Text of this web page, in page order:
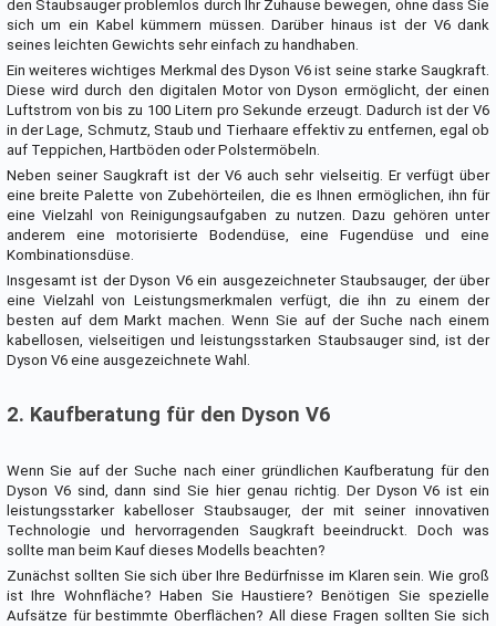
den Staubsauger problemlos durch Ihr Zuhause bewegen, ohne dass Sie
sich um ein Kabel kümmern müssen. Darüber hinaus ist der V6 dank
seines leichten Gewichts sehr einfach zu handhaben.
Ein weiteres wichtiges Merkmal des Dyson V6 ist seine starke Saugkraft.
Diese wird durch den digitalen Motor von Dyson ermöglicht, der einen
Luftstrom von bis zu 100 Litern pro Sekunde erzeugt. Dadurch ist der V6
in der Lage, Schmutz, Staub und Tierhaare effektiv zu entfernen, egal ob
auf Teppichen, Hartböden oder Polstermöbeln.
Neben seiner Saugkraft ist der V6 auch sehr vielseitig. Er verfügt über
eine breite Palette von Zubehörteilen, die es Ihnen ermöglichen, ihn für
eine Vielzahl von Reinigungsaufgaben zu nutzen. Dazu gehören unter
anderem eine motorisierte Bodendüse, eine Fugendüse und eine
Kombinationsdüse.
Insgesamt ist der Dyson V6 ein ausgezeichneter Staubsauger, der über
eine Vielzahl von Leistungsmerkmalen verfügt, die ihn zu einem der
besten auf dem Markt machen. Wenn Sie auf der Suche nach einem
kabellosen, vielseitigen und leistungsstarken Staubsauger sind, ist der
Dyson V6 eine ausgezeichnete Wahl.
2. Kaufberatung für den Dyson V6
Wenn Sie auf der Suche nach einer gründlichen Kaufberatung für den
Dyson V6 sind, dann sind Sie hier genau richtig. Der Dyson V6 ist ein
leistungsstarker kabelloser Staubsauger, der mit seiner innovativen
Technologie und hervorragenden Saugkraft beeindruckt. Doch was
sollte man beim Kauf dieses Modells beachten?
Zunächst sollten Sie sich über Ihre Bedürfnisse im Klaren sein. Wie groß
ist Ihre Wohnfläche? Haben Sie Haustiere? Benötigen Sie spezielle
Aufsätze für bestimmte Oberflächen? All diese Fragen sollten Sie sich